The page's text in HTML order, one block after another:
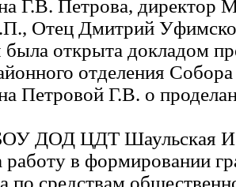
Г.В. Петрова,
Отец Дмитрий
открыта докладом
отделения
Петровой Г.В. о
ДОД ЦДТ Шаульская
работу в формировании
по средствам